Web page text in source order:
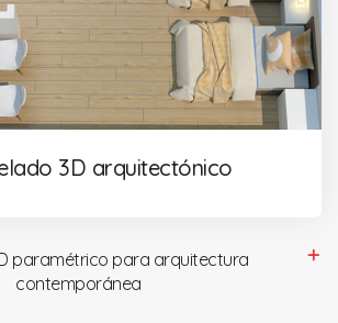
3D arquitectónico
paramétrico para arquitectura
contemporánea